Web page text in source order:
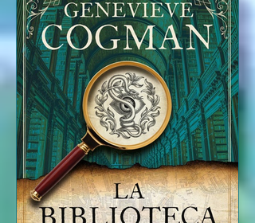
intentara meterse en medio tanto del
caso como con su relación con Eric.
Debo decir que sigo muy enamorada
de Ariel, "bollito" que hace que esta
historia ten